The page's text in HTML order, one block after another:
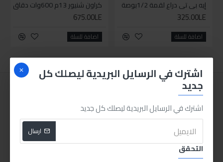
اشترك في الرسايل البريدية ليصلك كل
جديد
اشترك في الرسايل البريدية ليصلك كل جديد
ارسال
التحقق
إيه بي تي دراع لقمة 1/2بوصة
325.00LE
اضافة للسلة
كراون شنيور 13م 600وات دقاق
675.00LE
اضافة للسلة